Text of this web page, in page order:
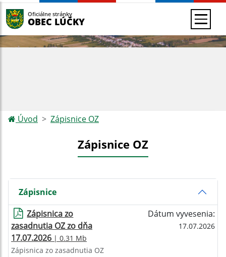
Oficiálne stránky
OBEC LÚČKY
Úvod Zápisnice OZ
Zápisnice OZ
Zápisnice
Zápisnica zo
zasadnutia OZ zo dňa
17.07.2026 | 0.31 Mb
Dátum vyvesenia:
17.07.2026
Zápisnica zo zasadnutia OZ